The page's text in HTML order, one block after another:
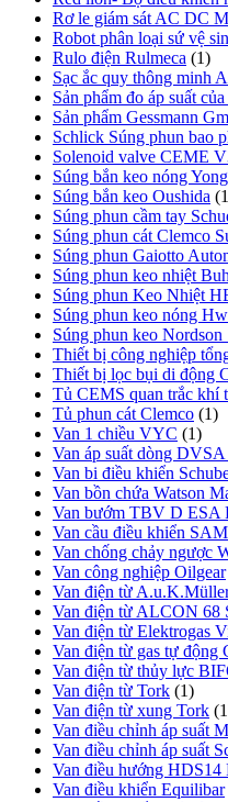
Rơ le giám sát AC DC
Robot phân loại sứ vệ
Rulo điện Rulmeca (1)
Sạc ắc quy thông minh
Sản phẩm đo áp suất
Sản phẩm Gessmann
Schlick Súng phun bao
Solenoid valve CEME
Súng bắn keo nóng
Súng bắn keo Oushida
Súng phun cầm tay
Súng phun cát Clemco
Súng phun Gaiotto
Súng phun keo nhiệt
Súng phun Keo Nhiệt
Súng phun keo nóng
Súng phun keo Nordson
Thiết bị công nghiệp
Thiết bị lọc bụi di động
Tủ CEMS quan trắc khí
Tủ phun cát Clemco (1)
Van 1 chiều VYC (1)
Van áp suất dòng
Van bi điều khiển
Van bồn chứa Watson
Van bướm TBV D ESA
Van cầu điều khiển
Van chống chảy ngược
Van công nghiệp Oilgear
Van điện từ
Van điện từ ALCON 68
Van điện từ Elektrogas
Van điện từ gas tự động
Van điện từ thủy lực
Van điện từ Tork (1)
Van điện từ xung Tork
Van điều chỉnh áp suất
Van điều chỉnh áp suất
Van điều hướng
Van điều khiển Equilibar